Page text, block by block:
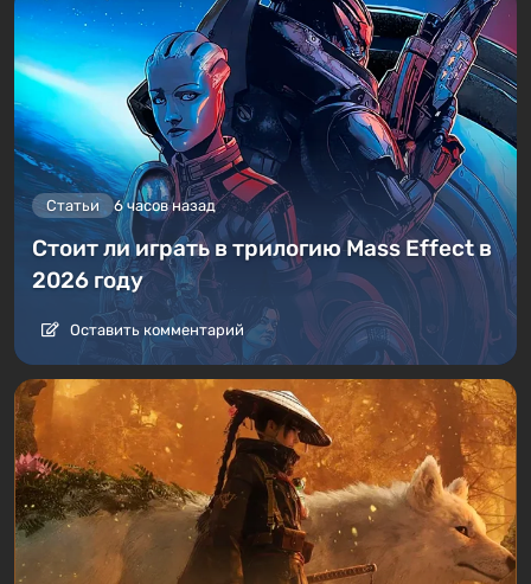
Статьи 6 часов назад
Стоит ли играть в трилогию Mass Effect в
2026 году
Оставить комментарий